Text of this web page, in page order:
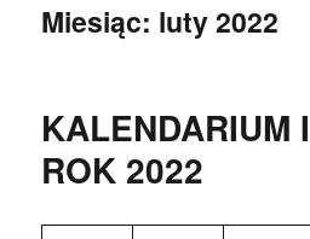
Miesiąc: luty 2022
KALENDARIUM
ROK 2022